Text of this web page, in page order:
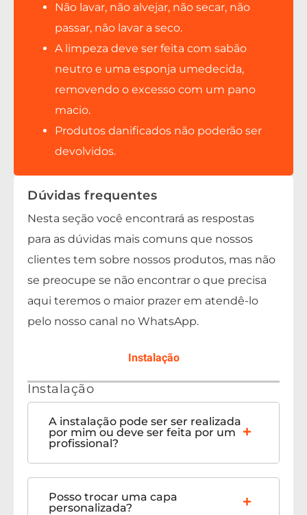
Não lavar, não alvejar, não secar, não
passar, não lavar a seco.
A limpeza deve ser feita com sabão
neutro e uma esponja umedecida,
removendo o excesso com um pano
macio.
Produtos danificados não poderão ser
devolvidos.
Dúvidas frequentes
Nesta seção você encontrará as respostas
para as dúvidas mais comuns que nossos
clientes tem sobre nossos produtos, mas não
se preocupe se não encontrar o que precisa
aqui teremos o maior prazer em atendê-lo
pelo nosso canal no WhatsApp.
Instalação
Instalação
A instalação pode ser ser realizada
por mim ou deve ser feita por um
profissional?
Posso trocar uma capa
personalizada?